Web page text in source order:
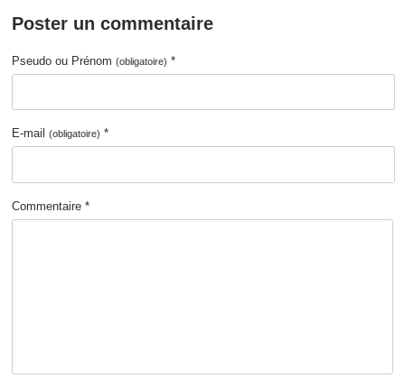
Poster un commentaire
Pseudo ou Prénom(obligatoire) *
E-mail(obligatoire) *
Commentaire *